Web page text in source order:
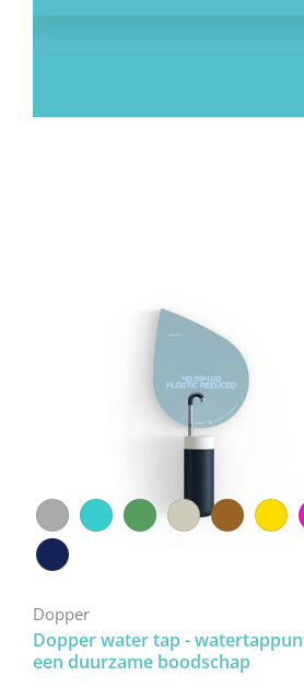
stingray-grey cool-turtoisekelp-green sandy-eel mud-crab yellow-tang
deep-blue
Dopper
Dopper water tap -
een duurzame boodschap